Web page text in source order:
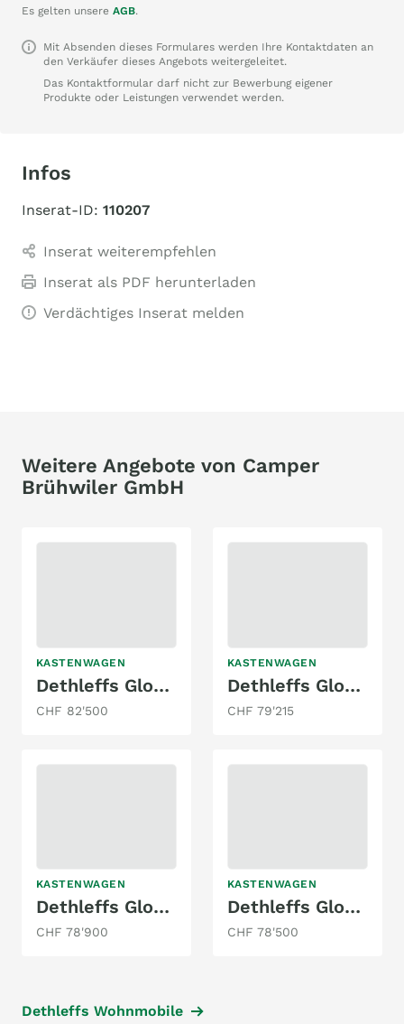
Es gelten unsere AGB.
Mit Absenden dieses Formulares werden Ihre Kontaktdaten an
den Verkäufer dieses Angebots weitergeleitet.
Das Kontaktformular darf nicht zur Bewerbung eigener
Produkte oder Leistungen verwendet werden.
Infos
Inserat-ID: 110207
Inserat weiterempfehlen
Inserat als PDF herunterladen
Verdächtiges Inserat melden
Weitere Angebote von Camper
Brühwiler GmbH
KASTENWAGEN
Dethleffs Globetrail Performance 600 DR VW
CHF 82'500
KASTENWAGEN
Dethleffs Globetrail Performance 600 DR VW
CHF 79'215
KASTENWAGEN
Dethleffs Globetrail Performance 600 DR VW
CHF 78'900
KASTENWAGEN
Dethleffs Globetrail 640 ER Fiat
CHF 78'500
Dethleffs Wohnmobile